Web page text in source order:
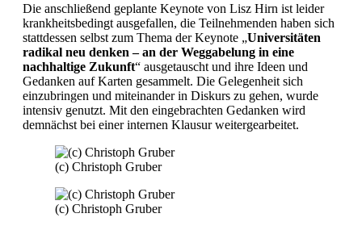
Die anschließend geplante Keynote von Lisz Hirn ist leider
krankheitsbedingt ausgefallen, die Teilnehmenden haben sich
stattdessen selbst zum Thema der Keynote „Universitäten
radikal neu denken – an der Weggabelung in eine
nachhaltige Zukunft“ ausgetauscht und ihre Ideen und
Gedanken auf Karten gesammelt. Die Gelegenheit sich
einzubringen und miteinander in Diskurs zu gehen, wurde
intensiv genutzt. Mit den eingebrachten Gedanken wird
demnächst bei einer internen Klausur weitergearbeitet.
(c) Christoph Gruber
(c) Christoph Gruber